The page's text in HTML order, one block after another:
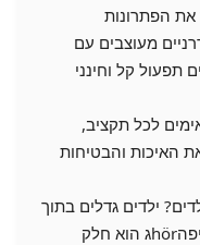
את הפתרונות
מעוצבים עם
תפעול קל וחינני
לכל תקציב,
האיכות והבטיחות
ילדים גדלים בתוך
הסביבה הסובבת אותם. עיצוב יפהhörג הוא חלק